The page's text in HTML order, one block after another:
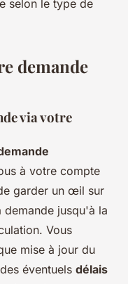
selon le type de
demande
via votre
à votre compte
garder un œil sur
jusqu'à la
Vous
mise à jour du
éventuels délais